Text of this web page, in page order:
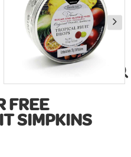
FREE
SIMPKINS